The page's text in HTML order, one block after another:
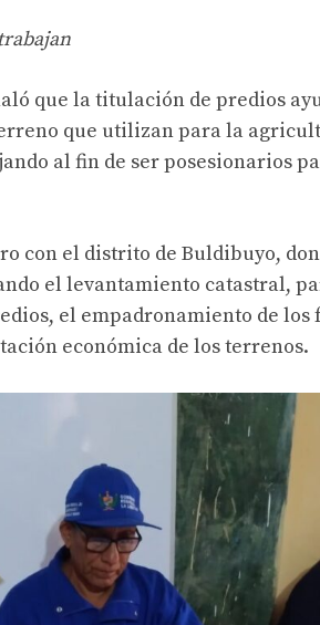
que la titulación de predios
que utilizan para la
al fin de ser posesionarios
con el distrito de Buldibuyo,
el levantamiento catastral,
el empadronamiento de los
económica de los terrenos.